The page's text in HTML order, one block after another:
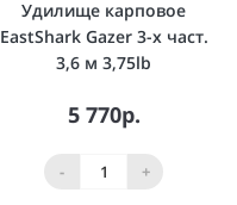
Удилище карповое
EastShark Gazer 3-x част.
3,6 м 3,75lb
5 770р.
- +